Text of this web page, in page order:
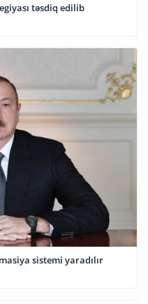
təsdiq edilib
sistemi yaradılır